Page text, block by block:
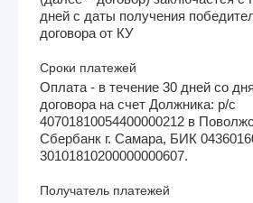
дней с даты получения
договора от КУ
Сроки платежей
Оплата - в течение 30 дней со
договора на счет Должника: р/с
40701810054400000212 в
Сбербанк г. Самара, БИК
30101810200000000607.
Получатель платежей